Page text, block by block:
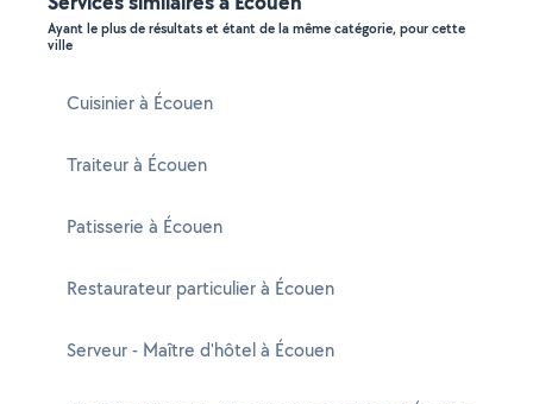
Ayant le plus de résultats et étant de la même catégorie, pour cette
ville
Cuisinier à Écouen
Traiteur à Écouen
Patisserie à Écouen
Restaurateur particulier à Écouen
Serveur - Maître d'hôtel à Écouen